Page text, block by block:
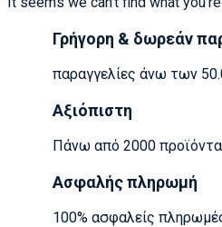
Γρήγορη & δωρεάν
παραγγελίες άνω των
Αξιόπιστη
Πάνω από 2000 προϊόντα
Ασφαλής πληρωμή
100% ασφαλείς